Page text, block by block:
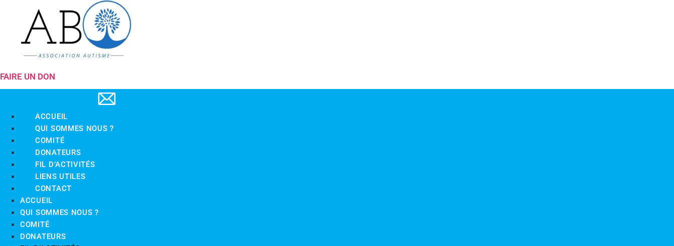
FAIRE UN DON
ACCUEIL
QUI SOMMES NOUS ?
COMITÉ
DONATEURS
FIL D’ACTIVITÉS
LIENS UTILES
CONTACT
ACCUEIL
QUI SOMMES NOUS ?
COMITÉ
DONATEURS